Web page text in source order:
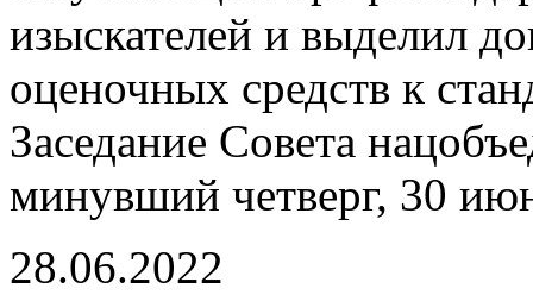
изыскателей и выделил
оценочных средств к
Заседание Совета
минувший четверг, 30
28.06.2022